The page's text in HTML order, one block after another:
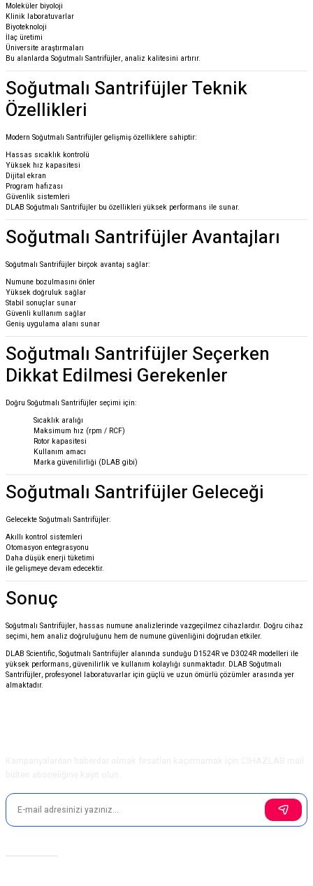
Moleküler biyoloji
Klinik laboratuvarlar
Biyoteknoloji
İlaç üretimi
Üniversite araştırmaları
Bu alanlarda Soğutmalı Santrifüjler, analiz kalitesini artırır.
Soğutmalı Santrifüjler Teknik
Özellikleri
Modern Soğutmalı Santrifüjler gelişmiş özelliklere sahiptir:
Hassas sıcaklık kontrolü
Yüksek hız kapasitesi
Dijital ekran
Program hafızası
Güvenlik sistemleri
DLAB Soğutmalı Santrifüjler bu özellikleri yüksek performans ile sunar.
Soğutmalı Santrifüjler Avantajları
Soğutmalı Santrifüjler birçok avantaj sağlar:
Numune bozulmasını önler
Yüksek doğruluk sağlar
Stabil sonuçlar sunar
Güvenli kullanım sağlar
Geniş uygulama alanı sunar
Soğutmalı Santrifüjler Seçerken
Dikkat Edilmesi Gerekenler
Doğru Soğutmalı Santrifüjler seçimi için:
Sıcaklık aralığı
Maksimum hız (rpm / RCF)
Rotor kapasitesi
Kullanım amacı
Marka güvenilirliği (DLAB gibi)
Soğutmalı Santrifüjler Geleceği
Gelecekte Soğutmalı Santrifüjler:
Akıllı kontrol sistemleri
Otomasyon entegrasyonu
Daha düşük enerji tüketimi
ile gelişmeye devam edecektir.
Sonuç
Soğutmalı Santrifüjler, hassas numune analizlerinde vazgeçilmez cihazlardır. Doğru cihaz
seçimi, hem analiz doğruluğunu hem de numune güvenliğini doğrudan etkiler.
DLAB Scientific, Soğutmalı Santrifüjler alanında sunduğu D1524R ve D3024R modelleri ile
yüksek performans, güvenilirlik ve kullanım kolaylığı sunmaktadır. DLAB Soğutmalı
Santrifüjler, profesyonel laboratuvarlar için güçlü ve uzun ömürlü çözümler arasında yer
almaktadır.